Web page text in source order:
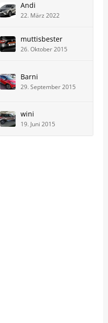
Andi
22. März 2022
muttisbester
26. Oktober 2015
Barni
29. September 2015
wini
19. Juni 2015